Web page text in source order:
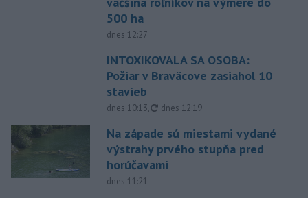
500 ha
dnes 12:27
INTOXIKOVALA SA OSOBA:
Požiar v Braväcove zasiahol 10
stavieb
dnes 10:13, aktualizované
dnes 12:19
Na západe sú miestami vydané
výstrahy prvého stupňa pred
horúčavami
dnes 11:21